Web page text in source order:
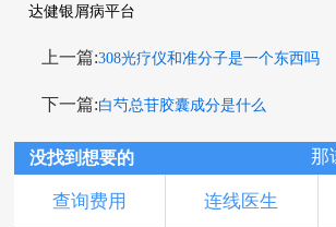
达健银屑病平台
上一篇:308光疗仪和准分子是一个东西吗
下一篇:白芍总苷胶囊成分是什么
没找到想要的 那
查询费用 连线医生